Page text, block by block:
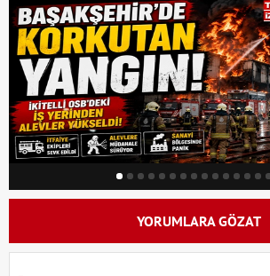
YORUMLARA GÖZAT